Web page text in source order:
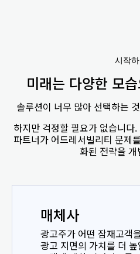
시작
미래는 다양한 모
솔루션이 너무 많아 선택하는
하지만 걱정할 필요가 없습니다
파트너가 어드레서빌리티 문제
화된 전략을
매체사
광고주가 어떤 잠재고객
광고 지면의 가치를 더